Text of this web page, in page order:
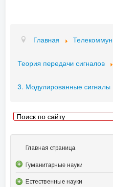
Главная
Теория передачи сигналов
3. Модулированные сигналы
Главная страница
Гуманитарные науки
Естественные науки